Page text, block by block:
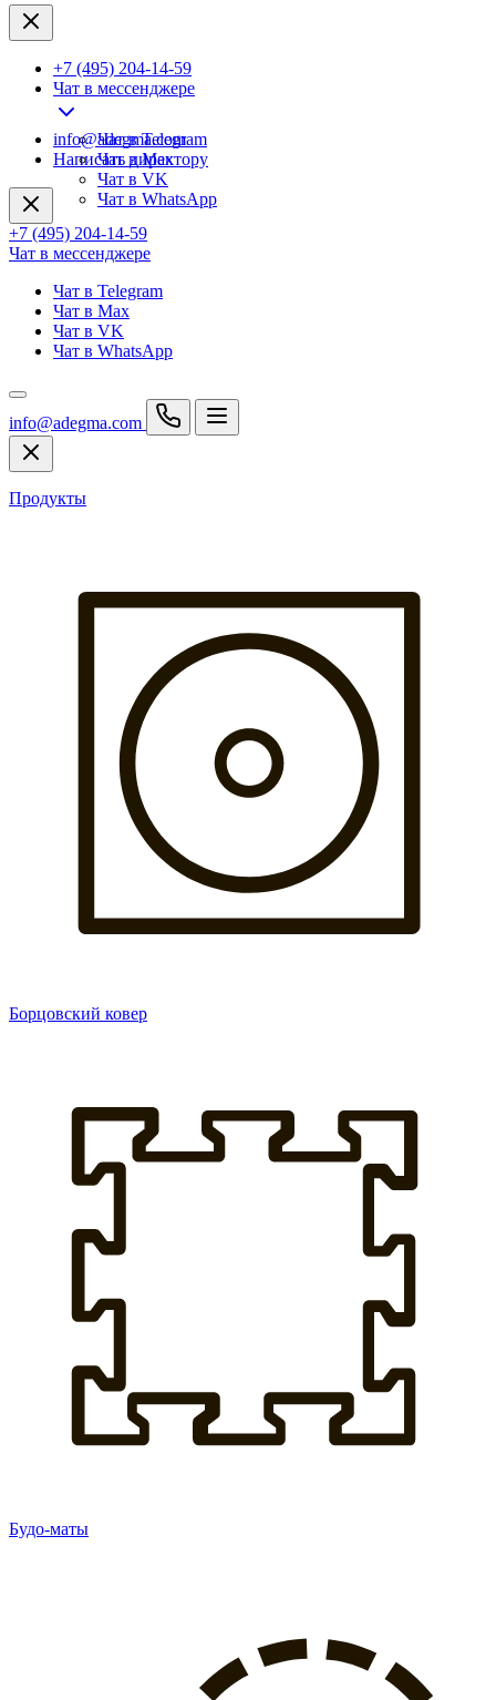
+7 (495) 204-14-59
Чат в мессенджере
Чат в Telegram
Чат в Max
Чат в VK
Чат в WhatsApp
info@adegma.com
Написать директору
+7 (495) 204-14-59
Чат в мессенджере
Чат в Telegram
Чат в Max
Чат в VK
Чат в WhatsApp
info@adegma.com
Продукты
Борцовский ковер
Будо-маты